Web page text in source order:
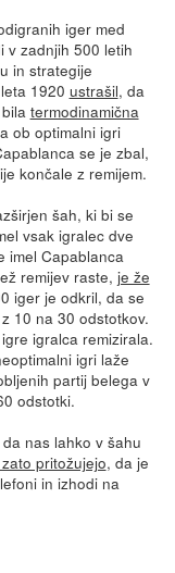
iger med
v zadnjih 500 letih
in strategije
1920 ustrašil, da
termodinamična
ob optimalni igri
se je zbal,
končale z remijem.
šah, ki bi se
vsak igralec dve
imel Capablanca
remijev raste, je že
iger je odkril, da se
10 na 30 odstotkov.
igralca remizirala.
igri laže
partij belega v
odstotki.
nas lahko v šahu
pritožujejo, da je
in izhodi na